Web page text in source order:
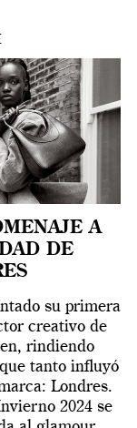
A
DE
su primera
creativo de
rindiendo
tanto influyó
Londres.
2024 se